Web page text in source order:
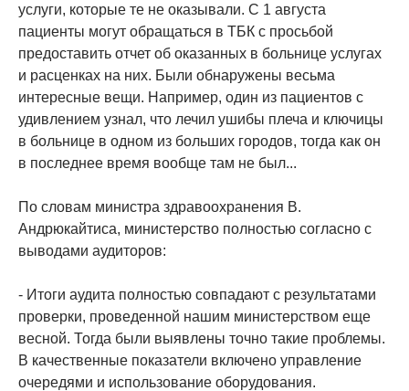
услуги, которые те не оказывали. С 1 августа
пациенты могут обращаться в ТБК с просьбой
предоставить отчет об оказанных в больнице услугах
и расценках на них. Были обнаружены весьма
интересные вещи. Например, один из пациентов с
удивлением узнал, что лечил ушибы плеча и ключицы
в больнице в одном из больших городов, тогда как он
в последнее время вообще там не был...
По словам министра здравоохранения В.
Андрюкайтиса, министерство полностью согласно с
выводами аудиторов:
- Итоги аудита полностью совпадают с результатами
проверки, проведенной нашим министерством еще
весной. Тогда были выявлены точно такие проблемы.
В качественные показатели включено управление
очередями и использование оборудования.